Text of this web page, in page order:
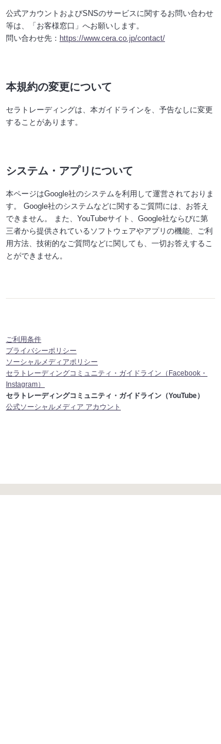
公式アカウントおよびSNSのサービスに関するお問い合わせ
等は、「お客様窓口」へお願いします。
問い合わせ先： https://www.cera.co.jp/contact/
本規約の変更について
セラトレーディングは、本ガイドラインを、予告なしに変更
することがあります。
システム・アプリについて
本ページはGoogle社のシステムを利用して運営されておりま
す。 Google社のシステムなどに関するご質問には、お答え
できません。 また、YouTubeサイト、Google社ならびに第
三者から提供されているソフトウェアやアプリの機能、ご利
用方法、技術的なご質問などに関しても、一切お答えするこ
とができません。
ご利用条件
プライバシーポリシー
ソーシャルメディアポリシー
セラトレーディングコミュニティ・ガイドライン（Facebook・
Instagram）
セラトレーディングコミュニティ・ガイドライン（YouTube）
公式ソーシャルメディア アカウント